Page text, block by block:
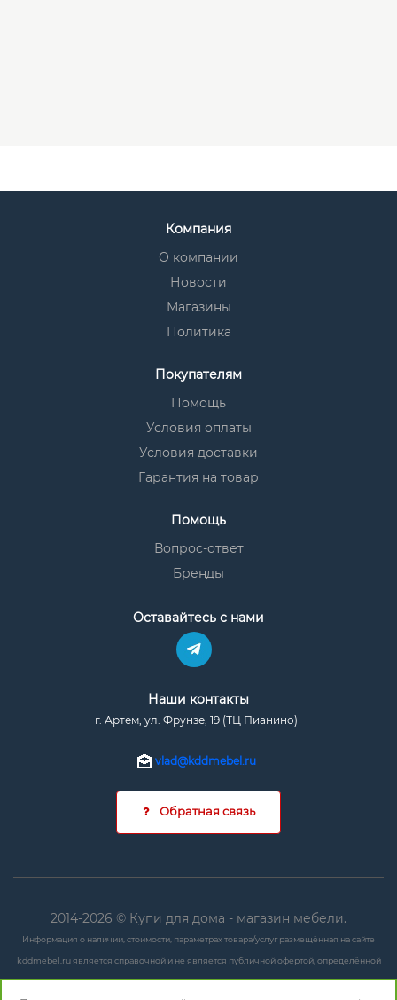
Компания
О компании
Новости
Магазины
Политика
Покупателям
Помощь
Условия оплаты
Условия доставки
Гарантия на товар
Помощь
Вопрос-ответ
Бренды
Оставайтесь с нами
Наши контакты
г. Артем, ул. Фрунзе, 19 (ТЦ Пианино)
vlad@kddmebel.ru
Обратная связь
2014-2026 © Купи для дома - магазин мебели.
Информация о наличии, стоимости, параметрах товара/услуг размещённая на сайте
kddmebel.ru является справочной и не является публичной офертой, определённой
положениями ст. 437 ГК РФ.